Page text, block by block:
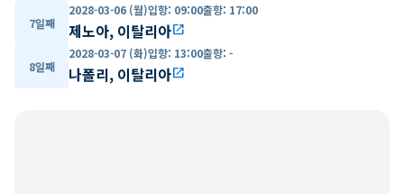
7일째
2028-03-06 (월)입항: 09:00출항: 17:00
제노아, 이탈리아open_in_new
8일째
2028-03-07 (화)입항: 13:00출항: -
나폴리, 이탈리아open_in_new